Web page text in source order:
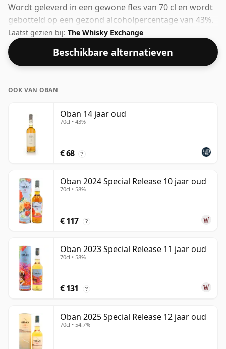
Wordt geleverd in een gewone fles van 70 cl en wordt
gebotteld op een gezond alcoholpercentage van 43%.
Laatst gezien bij: The Whisky Exchange
Beschikbare alternatieven
OOK VAN OBAN
Oban 14 jaar oud
70cl • 43%
€ 68 ?
Oban 2024 Special Release 10 jaar oud
70cl • 58%
€ 117 ?
Oban 2023 Special Release 11 jaar oud
70cl • 58%
€ 131 ?
Oban 2025 Special Release 12 jaar oud
70cl • 54.7%